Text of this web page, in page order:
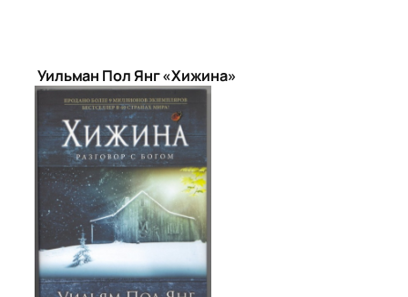
Уильман Пол Янг «Хижина»